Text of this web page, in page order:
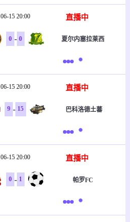
06-15 20:00 直播中
0 - 0 夏尔内塞拉莱西
06-15 20:00 直播中
9 - 15 巴科洛德土蕃
06-15 20:00 直播中
0 - 1 帕罗FC